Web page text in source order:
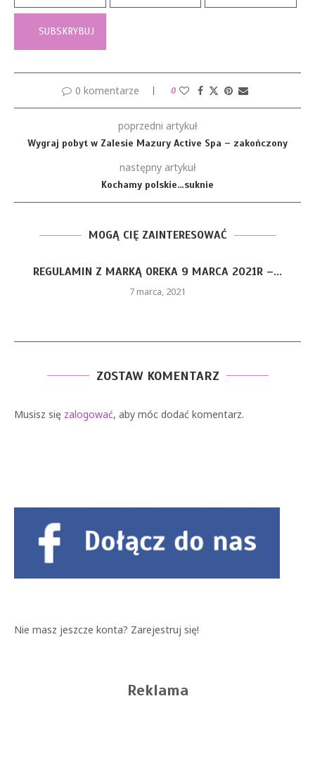
0 komentarze 0
poprzedni artykuł
Wygraj pobyt w Zalesie Mazury Active Spa – zakończony
następny artykuł
Kochamy polskie…suknie
MOGĄ CIĘ ZAINTERESOWAĆ
REGULAMIN Z MARKĄ OREKA 9 MARCA 2021R –...
7 marca, 2021
ZOSTAW KOMENTARZ
Musisz się zalogować, aby móc dodać komentarz.
Nie masz jeszcze konta? Zarejestruj się!
Reklama